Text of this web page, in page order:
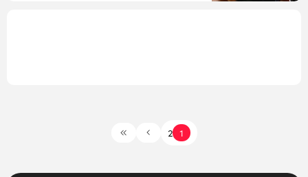
1
2